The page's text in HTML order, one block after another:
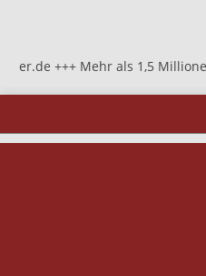
Mehr als 1,5 Millionen